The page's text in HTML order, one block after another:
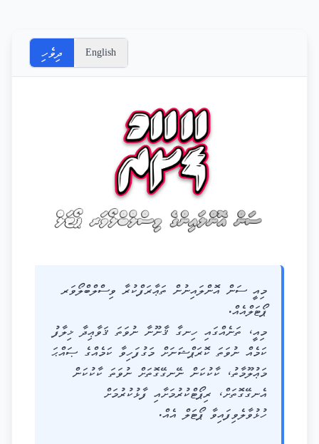
English ދިވެހި
މިއީ ސަން އޮންލައިނުން ތަޢާރަފްކުރާ ވިސްލްބްލޯވަރ
ޕޯޓަލްއެއް.
މިއީ، ތަނެއްގައި ހިނގާ ޤާނޫނާ ނުވަތަ ޤަވާޢިދާ ޚިލާފު
ކަމެއް ނުވަތަ ކޮރަޕްޝަނަށް މަގުފަހިވާ ކަމެއްގެ ޞައްޙަ
މަޢުލޫމާތު، ކާކުކަން ނޭނގޭގޮތަށް ނުވަތަ ކާކުކަން
އެނގޭގޮތަށް، ރިޕޯޓްކުރުމަށާއި ފާޅުކުރުމަށް
ހުޅުވާލެވިފައިވާ ޕޯޓަލް އެއް.